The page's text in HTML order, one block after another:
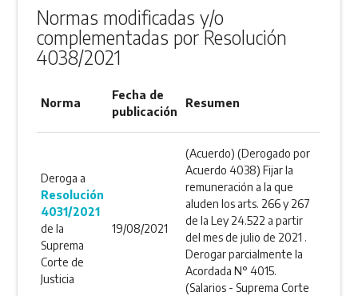
Normas modificadas y/o
complementadas por Resolución
4038/2021
Norma
Fecha de
publicación
Resumen
Deroga a
Resolución
4031/2021
de la
Suprema
Corte de
Justicia
19/08/2021
(Acuerdo) (Derogado por
Acuerdo 4038) Fijar la
remuneración a la que
aluden los arts. 266 y 267
de la Ley 24.522 a partir
del mes de julio de 2021 .
Derogar parcialmente la
Acordada N° 4015.
(Salarios - Suprema Corte